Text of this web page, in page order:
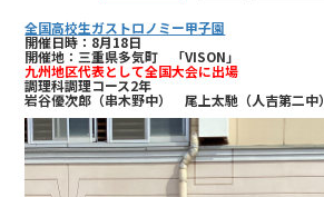
全国高校生ガストロノミー甲子園
開催日時：8月18日
開催地：三重県多気町 「VISON」
九州地区代表として全国大会に出場
調理科調理コース2年
岩谷優次郎（串木野中）尾上太馳（人吉第二中）